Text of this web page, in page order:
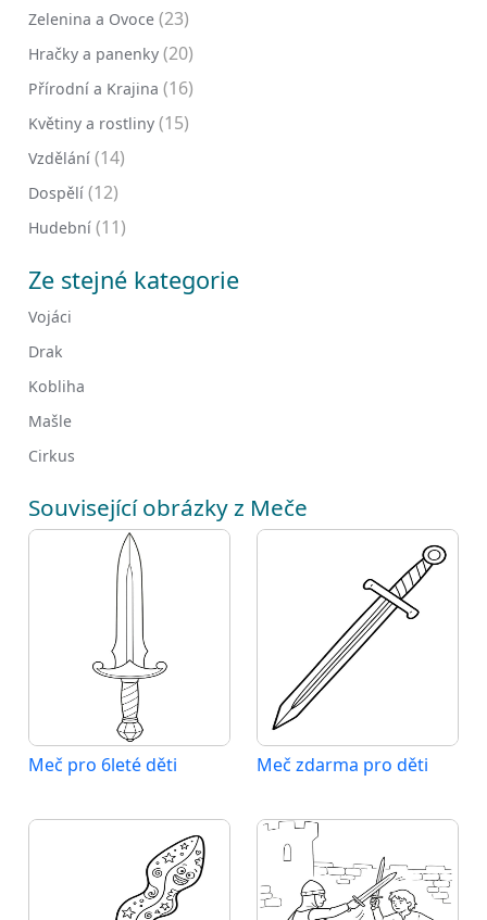
Zelenina a Ovoce (23)
Hračky a panenky (20)
Přírodní a Krajina (16)
Květiny a rostliny (15)
Vzdělání (14)
Dospělí (12)
Hudební (11)
Ze stejné kategorie
Vojáci
Drak
Kobliha
Mašle
Cirkus
Související obrázky z Meče
Meč pro 6leté děti Meč zdarma pro děti